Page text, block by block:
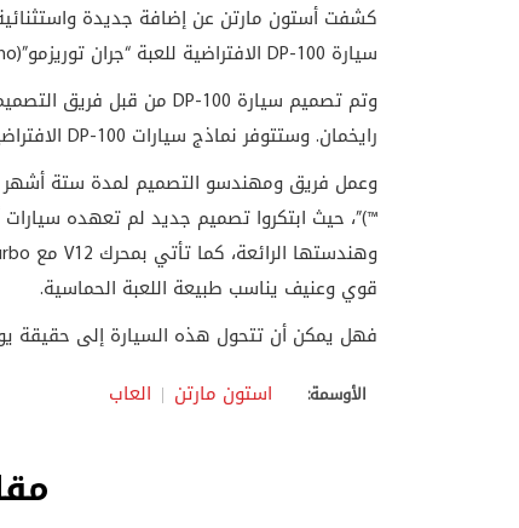
كشفت أستون مارتن عن إضافة جديدة واستثنائية
سيارة DP-100 الافتراضية للعبة “جران توريزمو”
وتم تصميم سيارة DP-100 من قبل فريق
رايخمان. وستتوفر نماذج سيارات DP-100
وعمل فريق ومهندسو التصميم لمدة ستة أشهر
™)”، حيث ابتكروا تصميم جديد لم تعهده
وهندستها الرائعة، كما تأتي بمحرك V12 مع
قوي وعنيف يناسب طبيعة اللعبة الحماسية.
فهل يمكن أن تتحول هذه السيارة إلى حقيقة
الأوسمة: استون مارتن العاب